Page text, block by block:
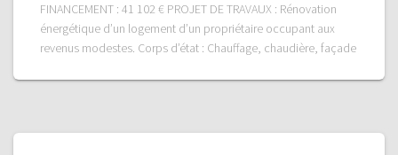
FINANCEMENT : 41 102 € PROJET DE TRAVAUX : Rénovation
énergétique d’un logement d’un propriétaire occupant aux
revenus modestes. Corps d’état : Chauffage, chaudière, façade